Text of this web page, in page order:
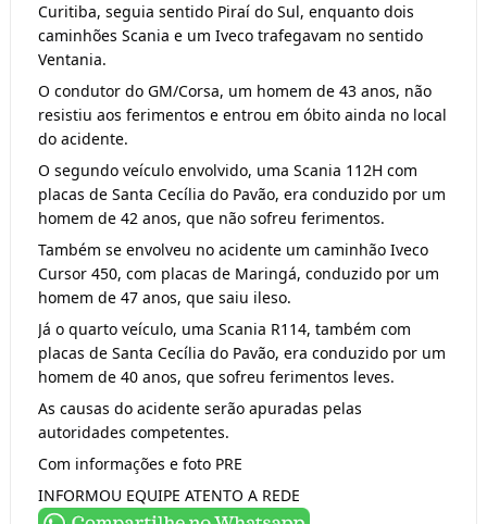
Curitiba, seguia sentido Piraí do Sul, enquanto dois
caminhões Scania e um Iveco trafegavam no sentido
Ventania.
O condutor do GM/Corsa, um homem de 43 anos, não
resistiu aos ferimentos e entrou em óbito ainda no local
do acidente.
O segundo veículo envolvido, uma Scania 112H com
placas de Santa Cecília do Pavão, era conduzido por um
homem de 42 anos, que não sofreu ferimentos.
Também se envolveu no acidente um caminhão Iveco
Cursor 450, com placas de Maringá, conduzido por um
homem de 47 anos, que saiu ileso.
Já o quarto veículo, uma Scania R114, também com
placas de Santa Cecília do Pavão, era conduzido por um
homem de 40 anos, que sofreu ferimentos leves.
As causas do acidente serão apuradas pelas
autoridades competentes.
Com informações e foto PRE
INFORMOU EQUIPE ATENTO A REDE